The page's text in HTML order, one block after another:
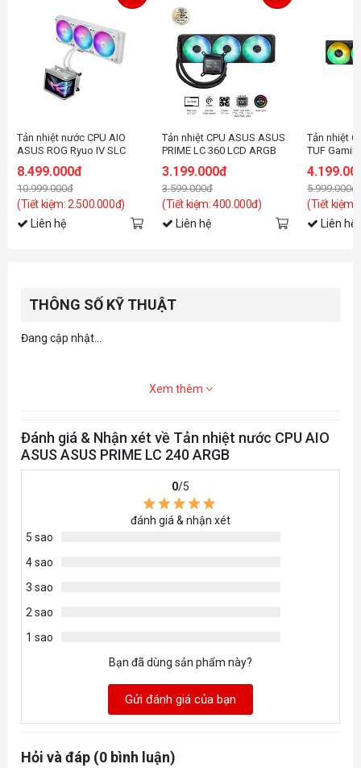
Tản nhiệt nước CPU AIO
ASUS ROG Ryuo IV SLC
8.499.000đ
10.999.000đ
(Tiết kiệm: 2.500.000đ)
Liên hệ
Tản nhiệt CPU ASUS ASUS
PRIME LC 360 LCD ARGB
3.199.000đ
3.599.000đ
(Tiết kiệm: 400.000đ)
Liên hệ
Tản nhiệt
TUF
5.999.000đ
(Tiết kiệm:
Liên hệ
THÔNG SỐ KỸ THUẬT
Đang cập nhật...
Xem thêm
Đánh giá & Nhận xét về Tản nhiệt nước CPU AIO
ASUS ASUS PRIME LC 240 ARGB
0/5
đánh giá & nhận xét
5 sao
4 sao
3 sao
2 sao
1 sao
Bạn đã dùng sản phẩm này?
Gửi đánh giá của bạn
Hỏi và đáp (0 bình luận)